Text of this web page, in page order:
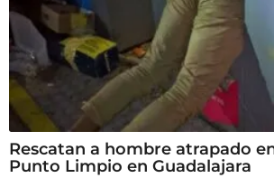
Rescatan a hombre atrapado
Punto Limpio en Guadalajara